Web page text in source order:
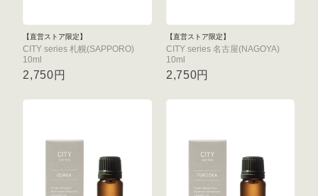
【直営ストア限定】
CITY series 札幌(SAPPORO)
10ml
2,750円
【直営ストア限定】
CITY series 名古屋(NAGOYA)
10ml
2,750円